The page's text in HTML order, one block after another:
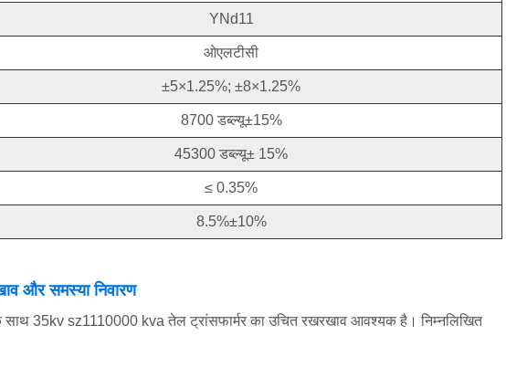
YNd11
ओएलटीसी
±5×1.25%; ±8×1.25%
8700 डब्ल्यू±15%
45300 डब्ल्यू± 15%
≤ 0.35%
8.5%±10%
और समस्या निवारण
35kv sz1110000 kva तेल ट्रांसफार्मर का उचित रखरखाव आवश्यक है। निम्नलिखित